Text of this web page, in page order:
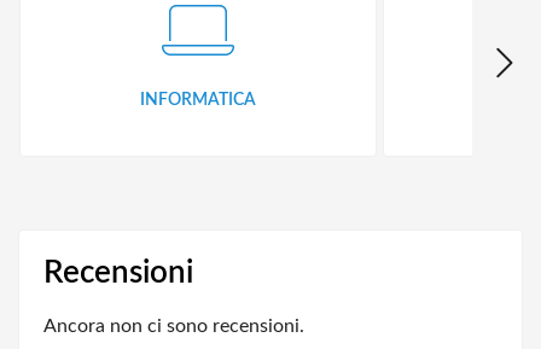
INFORMATICA
Recensioni
Ancora non ci sono recensioni.